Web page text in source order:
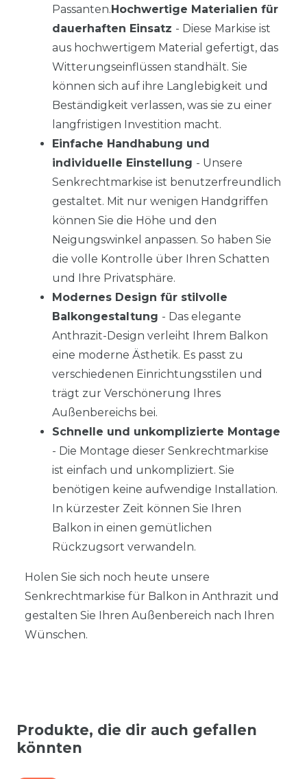
Passanten.Hochwertige Materialien für
dauerhaften Einsatz - Diese Markise ist
aus hochwertigem Material gefertigt, das
Witterungseinflüssen standhält. Sie
können sich auf ihre Langlebigkeit und
Beständigkeit verlassen, was sie zu einer
langfristigen Investition macht.
Einfache Handhabung und
individuelle Einstellung - Unsere
Senkrechtmarkise ist benutzerfreundlich
gestaltet. Mit nur wenigen Handgriffen
können Sie die Höhe und den
Neigungswinkel anpassen. So haben Sie
die volle Kontrolle über Ihren Schatten
und Ihre Privatsphäre.
Modernes Design für stilvolle
Balkongestaltung - Das elegante
Anthrazit-Design verleiht Ihrem Balkon
eine moderne Ästhetik. Es passt zu
verschiedenen Einrichtungsstilen und
trägt zur Verschönerung Ihres
Außenbereichs bei.
Schnelle und unkomplizierte Montage
- Die Montage dieser Senkrechtmarkise
ist einfach und unkompliziert. Sie
benötigen keine aufwendige Installation.
In kürzester Zeit können Sie Ihren
Balkon in einen gemütlichen
Rückzugsort verwandeln.
Holen Sie sich noch heute unsere
Senkrechtmarkise für Balkon in Anthrazit und
gestalten Sie Ihren Außenbereich nach Ihren
Wünschen.
Produkte, die dir auch gefallen
könnten